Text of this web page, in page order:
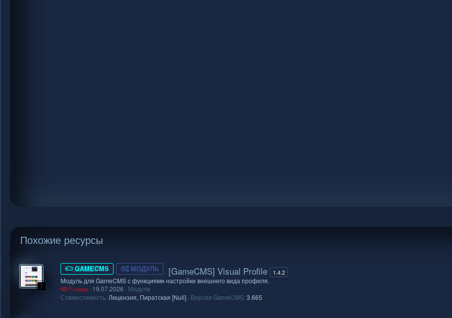
Похожие ресурсы
GAMECMS МОДУЛЬ [GameCMS] Visual Profile 1.4.2
Модуль для GameCMS с функциями настройки внешнего вида профиля.
Noman 19.07.2026
Модули
Совместимость: Лицензия Пиратская [Null] Версия GameCMS: 3.665